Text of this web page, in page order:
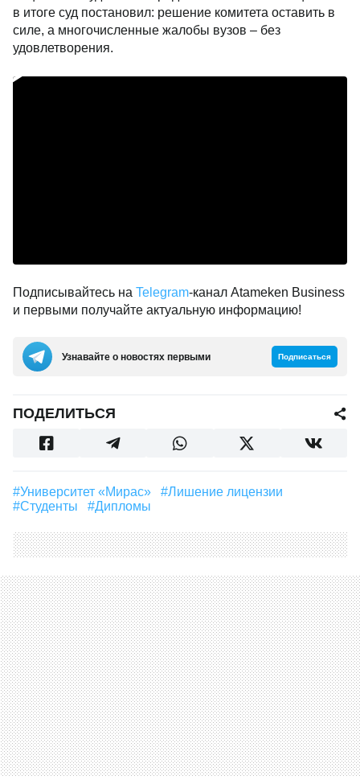
в итоге суд постановил: решение комитета оставить в
силе, а многочисленные жалобы вузов – без
удовлетворения.
Подписывайтесь на Telegram-канал Atameken Business
и первыми получайте актуальную информацию!
Узнавайте о новостях первыми Подписаться
ПОДЕЛИТЬСЯ
#университет «Мирас»
#лишение лицензии
#студенты
#дипломы